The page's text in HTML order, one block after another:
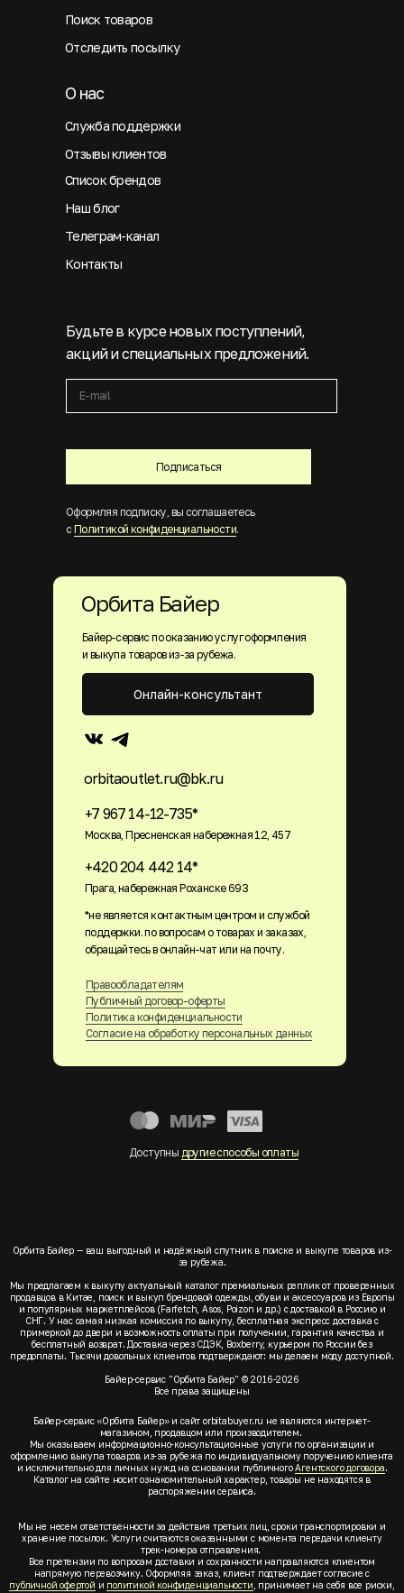
Подписаться
Будьте в курсе новых поступлений,
акций и специальных предложений.
Оформляя подписку, вы соглашаетесь
с Политикой конфиденциальности.
Поиск товаров
Отследить посылку
Служба поддержки
О нас
Отзывы клиентов
Список брендов
Наш блог
Телеграм-канал
Контакты
Байер-сервис по оказанию услуг оформления
и выкупа товаров из-за рубежа.
+7 967 14-12-735*
Москва, Пресненская набережная 12, 457
+420 204 442 14*
Прага, набережная Роханске 693
orbitaoutlet.ru@bk.ru
Правообладателям
Публичный договор-оферты
Политика конфиденциальности
Согласие на обработку персональных данных
Онлайн-консультант
Орбита Байер
Доступны другие способы оплаты
*не является контактным центром и службой
поддержки. по вопросам о товарах и заказах,
обращайтесь в онлайн-чат или на почту.
Орбита Байер — ваш выгодный и надёжный спутник в поиске и выкупе товаров из-
за рубежа.
Мы предлагаем к выкупу актуальный каталог премиальных реплик от проверенных
продавцов в Китае, поиск и выкуп брендовой одежды, обуви и аксессуаров из Европы
и популярных маркетплейсов (Farfetch, Asos, Poizon и др.) с доставкой в Россию и
СНГ. У нас самая низкая комиссия по выкупу, бесплатная экспресс доставка с
примеркой до двери и возможность оплаты при получении, гарантия качества и
бесплатный возврат. Доставка через СДЭК, Boxberry, курьером по России без
предоплаты. Тысячи довольных клиентов подтверждают: мы делаем моду доступной.
Байер-сервис "Орбита Байер" © 2016-2026
Все права защищены
Байер-сервис «Орбита Байер» и сайт orbitabuyer.ru не являются интернет-
магазином, продавцом или производителем.
Мы оказываем информационно-консультационные услуги по организации и
оформлению выкупа товаров из-за рубежа по индивидуальному поручению клиента
и исключительно для личных нужд на основании публичногоАгентского договора.
Каталог на сайте носит ознакомительный характер, товары не находятся в
распоряжении сервиса.
Мы не несем ответственности за действия третьих лиц, сроки транспортировки и
хранение посылок. Услуги считаются оказанными с момента передачи клиенту
трек-номера отправления.
Все претензии по вопросам доставки и сохранности направляются клиентом
напрямую перевозчику. Оформляя заказ, клиент подтверждает согласие с
публичной офертой и политикой конфиденциальности , принимает на себя все риски,